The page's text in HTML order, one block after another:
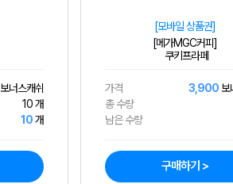
보너스캐쉬
10 개
10개
[모바일 상품권]
[메가MGC커피]
쿠키프라페
가격 3,900 보
총 수량
남은 수량
구매하기 >